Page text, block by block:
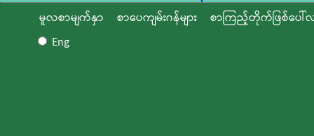
မူလစာမျက်နှာ စာပေကျမ်းဂန်များ
စာကြည့်တိုက်ဖြစ်ပေါ်
Eng